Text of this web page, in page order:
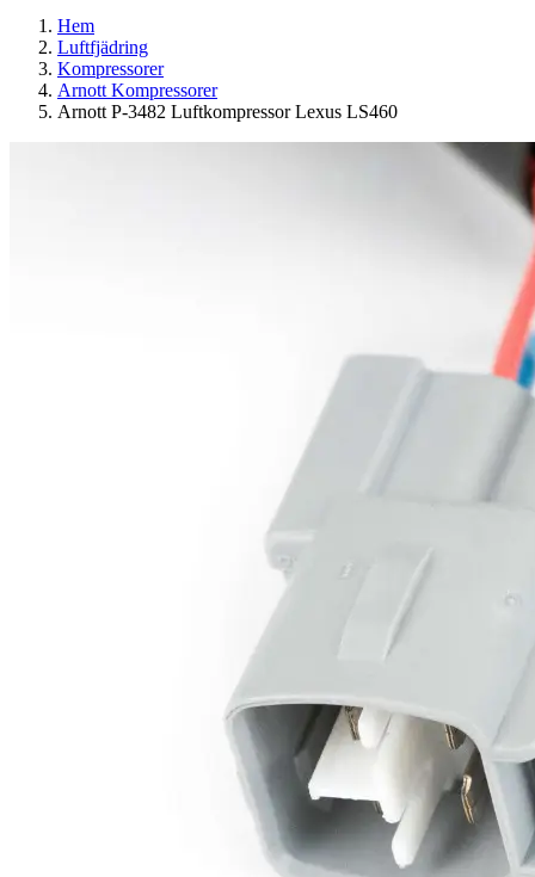
Hem
Luftfjädring
Kompressorer
Arnott Kompressorer
Arnott P-3482 Luftkompressor Lexus LS460